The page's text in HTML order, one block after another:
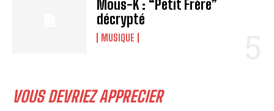
Mous-K : “Petit Frère”
décrypté
MUSIQUE
VOUS DEVRIEZ APPRECIER